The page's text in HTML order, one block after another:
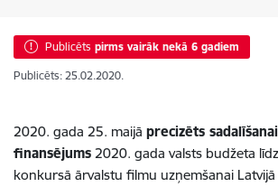
Publicēts pirms vairāk nekā 6 gadiem
Publicēts: 25.02.2020.
2020. gada 25. maijā precizēts
finansējums 2020. gada valsts budžeta
konkursā ārvalstu filmu uzņemšanai